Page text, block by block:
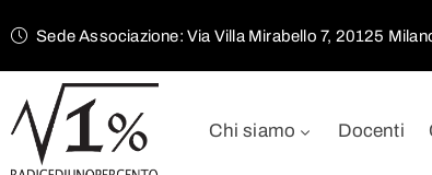
Sede Associazione: Via Villa Mirabello 7, 20125
Chi siamo Docenti